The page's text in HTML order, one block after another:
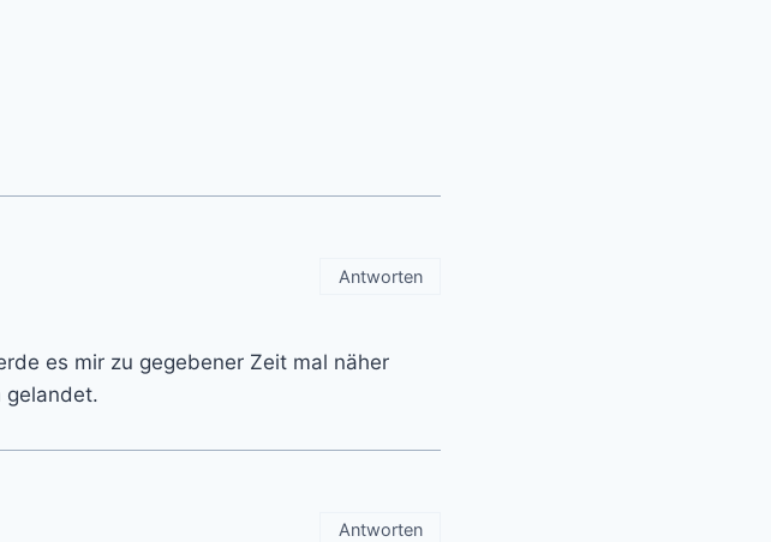
es mir zu gegebener Zeit mal näher
gelandet.
Antworten
Antworten